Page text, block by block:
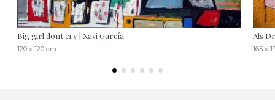
Big girl dont cry | Xavi García
120 x 120 cm
Als
165 x